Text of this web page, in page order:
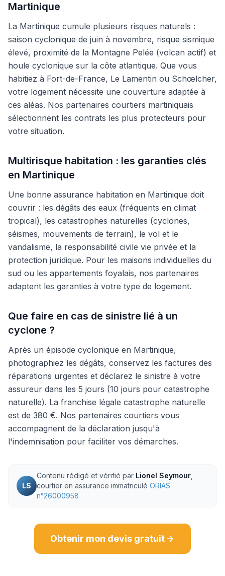
Martinique
La Martinique cumule plusieurs risques naturels :
saison cyclonique de juin à novembre, risque sismique
élevé, proximité de la Montagne Pelée (volcan actif) et
houle cyclonique sur la côte atlantique. Que vous
habitiez à Fort-de-France, Le Lamentin ou Schœlcher,
votre logement nécessite une couverture adaptée à
ces aléas. Nos partenaires courtiers martiniquais
sélectionnent les contrats les plus protecteurs pour
votre situation.
Multirisque habitation : les garanties clés
en Martinique
Une bonne assurance habitation en Martinique doit
couvrir : les dégâts des eaux (fréquents en climat
tropical), les catastrophes naturelles (cyclones,
séismes, mouvements de terrain), le vol et le
vandalisme, la responsabilité civile vie privée et la
protection juridique. Pour les maisons individuelles du
sud ou les appartements foyalais, nos partenaires
adaptent les garanties à votre type de logement.
Que faire en cas de sinistre lié à un
cyclone ?
Après un épisode cyclonique en Martinique,
photographiez les dégâts, conservez les factures des
réparations urgentes et déclarez le sinistre à votre
assureur dans les 5 jours (10 jours pour catastrophe
naturelle). La franchise légale catastrophe naturelle
est de 380 €. Nos partenaires courtiers vous
accompagnent de la déclaration jusqu'à
l'indemnisation pour faciliter vos démarches.
LS
Contenu rédigé et vérifié par Lionel Seymour
courtier en assurance immatriculé ORIAS
n°26000958
Obtenir mon devis gratuit